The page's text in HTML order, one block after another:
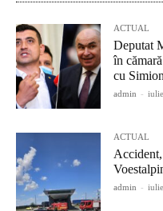
ACTUAL
Deputat
în
cu
admin -
ACTUAL
admin -